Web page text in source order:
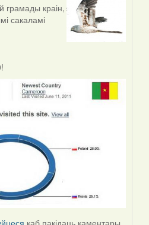
грамады краін,
сакаламі
каб пакідаць каментары.